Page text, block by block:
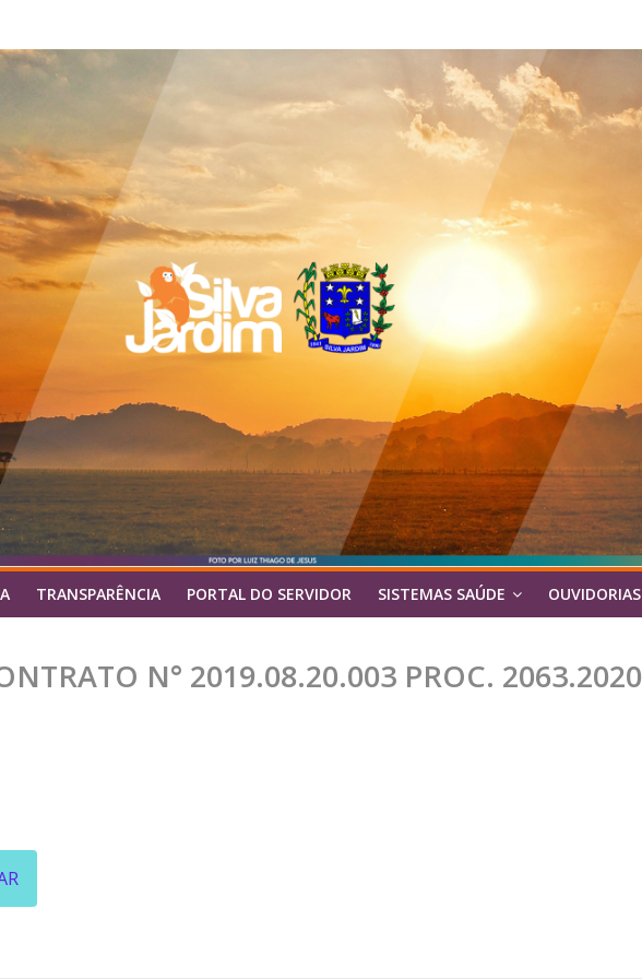
TRANSPARÊNCIA PORTAL DO SERVIDOR SISTEMAS SAÚDE OUVIDORIAS
N° 2019.08.20.003 PROC. 2063.2020